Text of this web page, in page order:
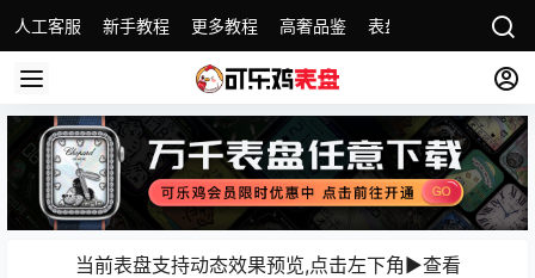
人工客服 新手教程 更多教程 高奢品鉴 表盘精选 名表故事
当前表盘支持动态效果预览,点击左下角▶️查看️